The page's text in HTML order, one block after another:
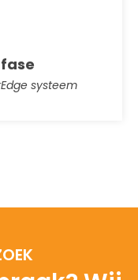
fase
systeem